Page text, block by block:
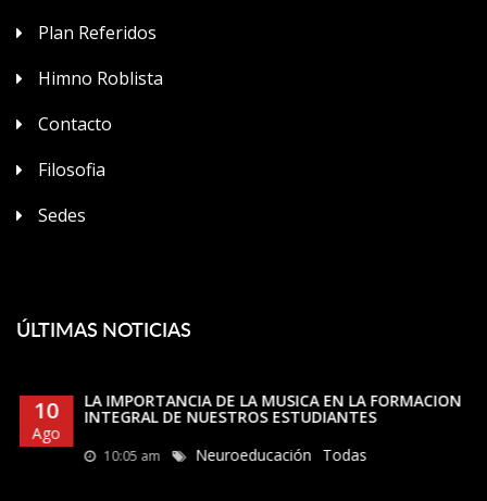
Plan Referidos
Himno Roblista
Contacto
Filosofia
Sedes
ÚLTIMAS NOTICIAS
10
Ago
LA IMPORTANCIA DE LA MUSICA EN LA FORMACION
INTEGRAL DE NUESTROS ESTUDIANTES
10:05 am Neuroeducación Todas